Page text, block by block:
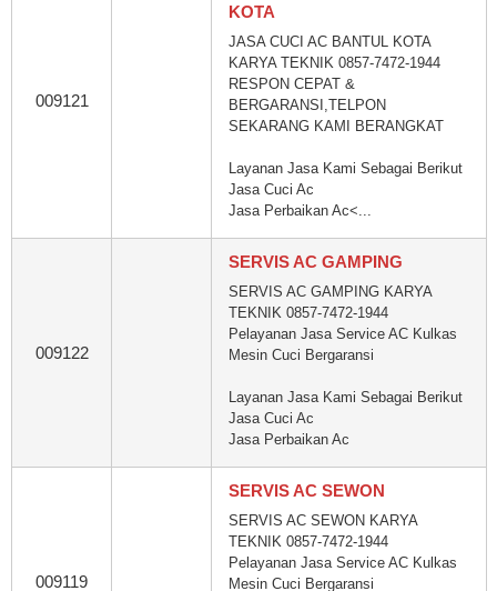
009121
KOTA
JASA CUCI AC BANTUL KOTA
KARYA TEKNIK 0857-7472-1944
RESPON CEPAT &
BERGARANSI,TELPON
SEKARANG KAMI BERANGKAT
Layanan Jasa Kami Sebagai Berikut
Jasa Cuci Ac
Jasa Perbaikan Ac<...
009122
SERVIS AC GAMPING
SERVIS AC GAMPING KARYA
TEKNIK 0857-7472-1944
Pelayanan Jasa Service AC Kulkas
Mesin Cuci Bergaransi
Layanan Jasa Kami Sebagai Berikut
Jasa Cuci Ac
Jasa Perbaikan Ac
009119
SERVIS AC SEWON
SERVIS AC SEWON KARYA
TEKNIK 0857-7472-1944
Pelayanan Jasa Service AC Kulkas
Mesin Cuci Bergaransi